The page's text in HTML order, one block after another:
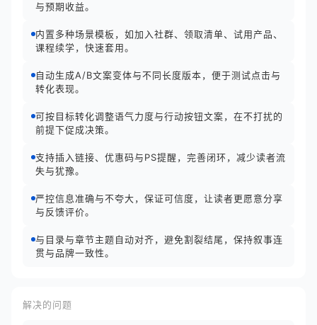
与预期收益。
内置多种场景模板，如加入社群、领取清单、试用产品、
课程续学，快速套用。
自动生成A/B文案变体与不同长度版本，便于测试点击与
转化表现。
可按目标转化调整语气力度与行动按钮文案，在不打扰的
前提下促成决策。
支持插入链接、优惠码与PS提醒，完善闭环，减少读者流
失与犹豫。
严控信息准确与不夸大，保证可信度，让读者更愿意分享
与反馈评价。
与目录与章节主题自动对齐，避免割裂结尾，保持叙事连
贯与品牌一致性。
解决的问题